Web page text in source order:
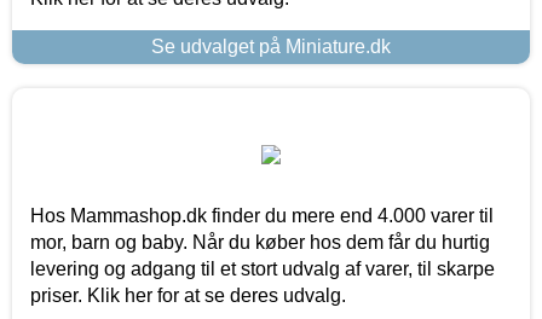
Se udvalget på Miniature.dk
Hos Mammashop.dk finder du mere end 4.000 varer til
mor, barn og baby. Når du køber hos dem får du hurtig
levering og adgang til et stort udvalg af varer, til skarpe
priser. Klik her for at se deres udvalg.